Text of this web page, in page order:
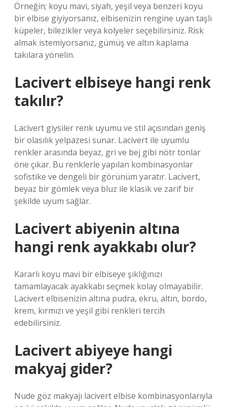
Örneğin; koyu mavi, siyah, yeşil veya benzeri koyu
bir elbise giyiyorsanız, elbisenizin rengine uyan taşlı
küpeler, bilezikler veya kolyeler seçebilirsiniz. Risk
almak istemiyorsanız, gümüş ve altın kaplama
takılara yönelin.
Lacivert elbiseye hangi renk
takılır?
Lacivert giysiler renk uyumu ve stil açısından geniş
bir olasılık yelpazesi sunar. Lacivert ile uyumlu
renkler arasında beyaz, gri ve bej gibi nötr tonlar
öne çıkar. Bu renklerle yapılan kombinasyonlar
sofistike ve dengeli bir görünüm yaratır. Lacivert,
beyaz bir gömlek veya bluz ile klasik ve zarif bir
şekilde uyum sağlar.
Lacivert abiyenin altına
hangi renk ayakkabı olur?
Kararlı koyu mavi bir elbiseye şıklığınızı
tamamlayacak ayakkabı seçmek kolay olmayabilir.
Lacivert elbisenizin altına pudra, ekru, altın, bordo,
krem, kırmızı ve yeşil gibi renkleri tercih
edebilirsiniz.
Lacivert abiyeye hangi
makyaj gider?
Nude göz makyajı lacivert elbise kombinasyonlarıyla